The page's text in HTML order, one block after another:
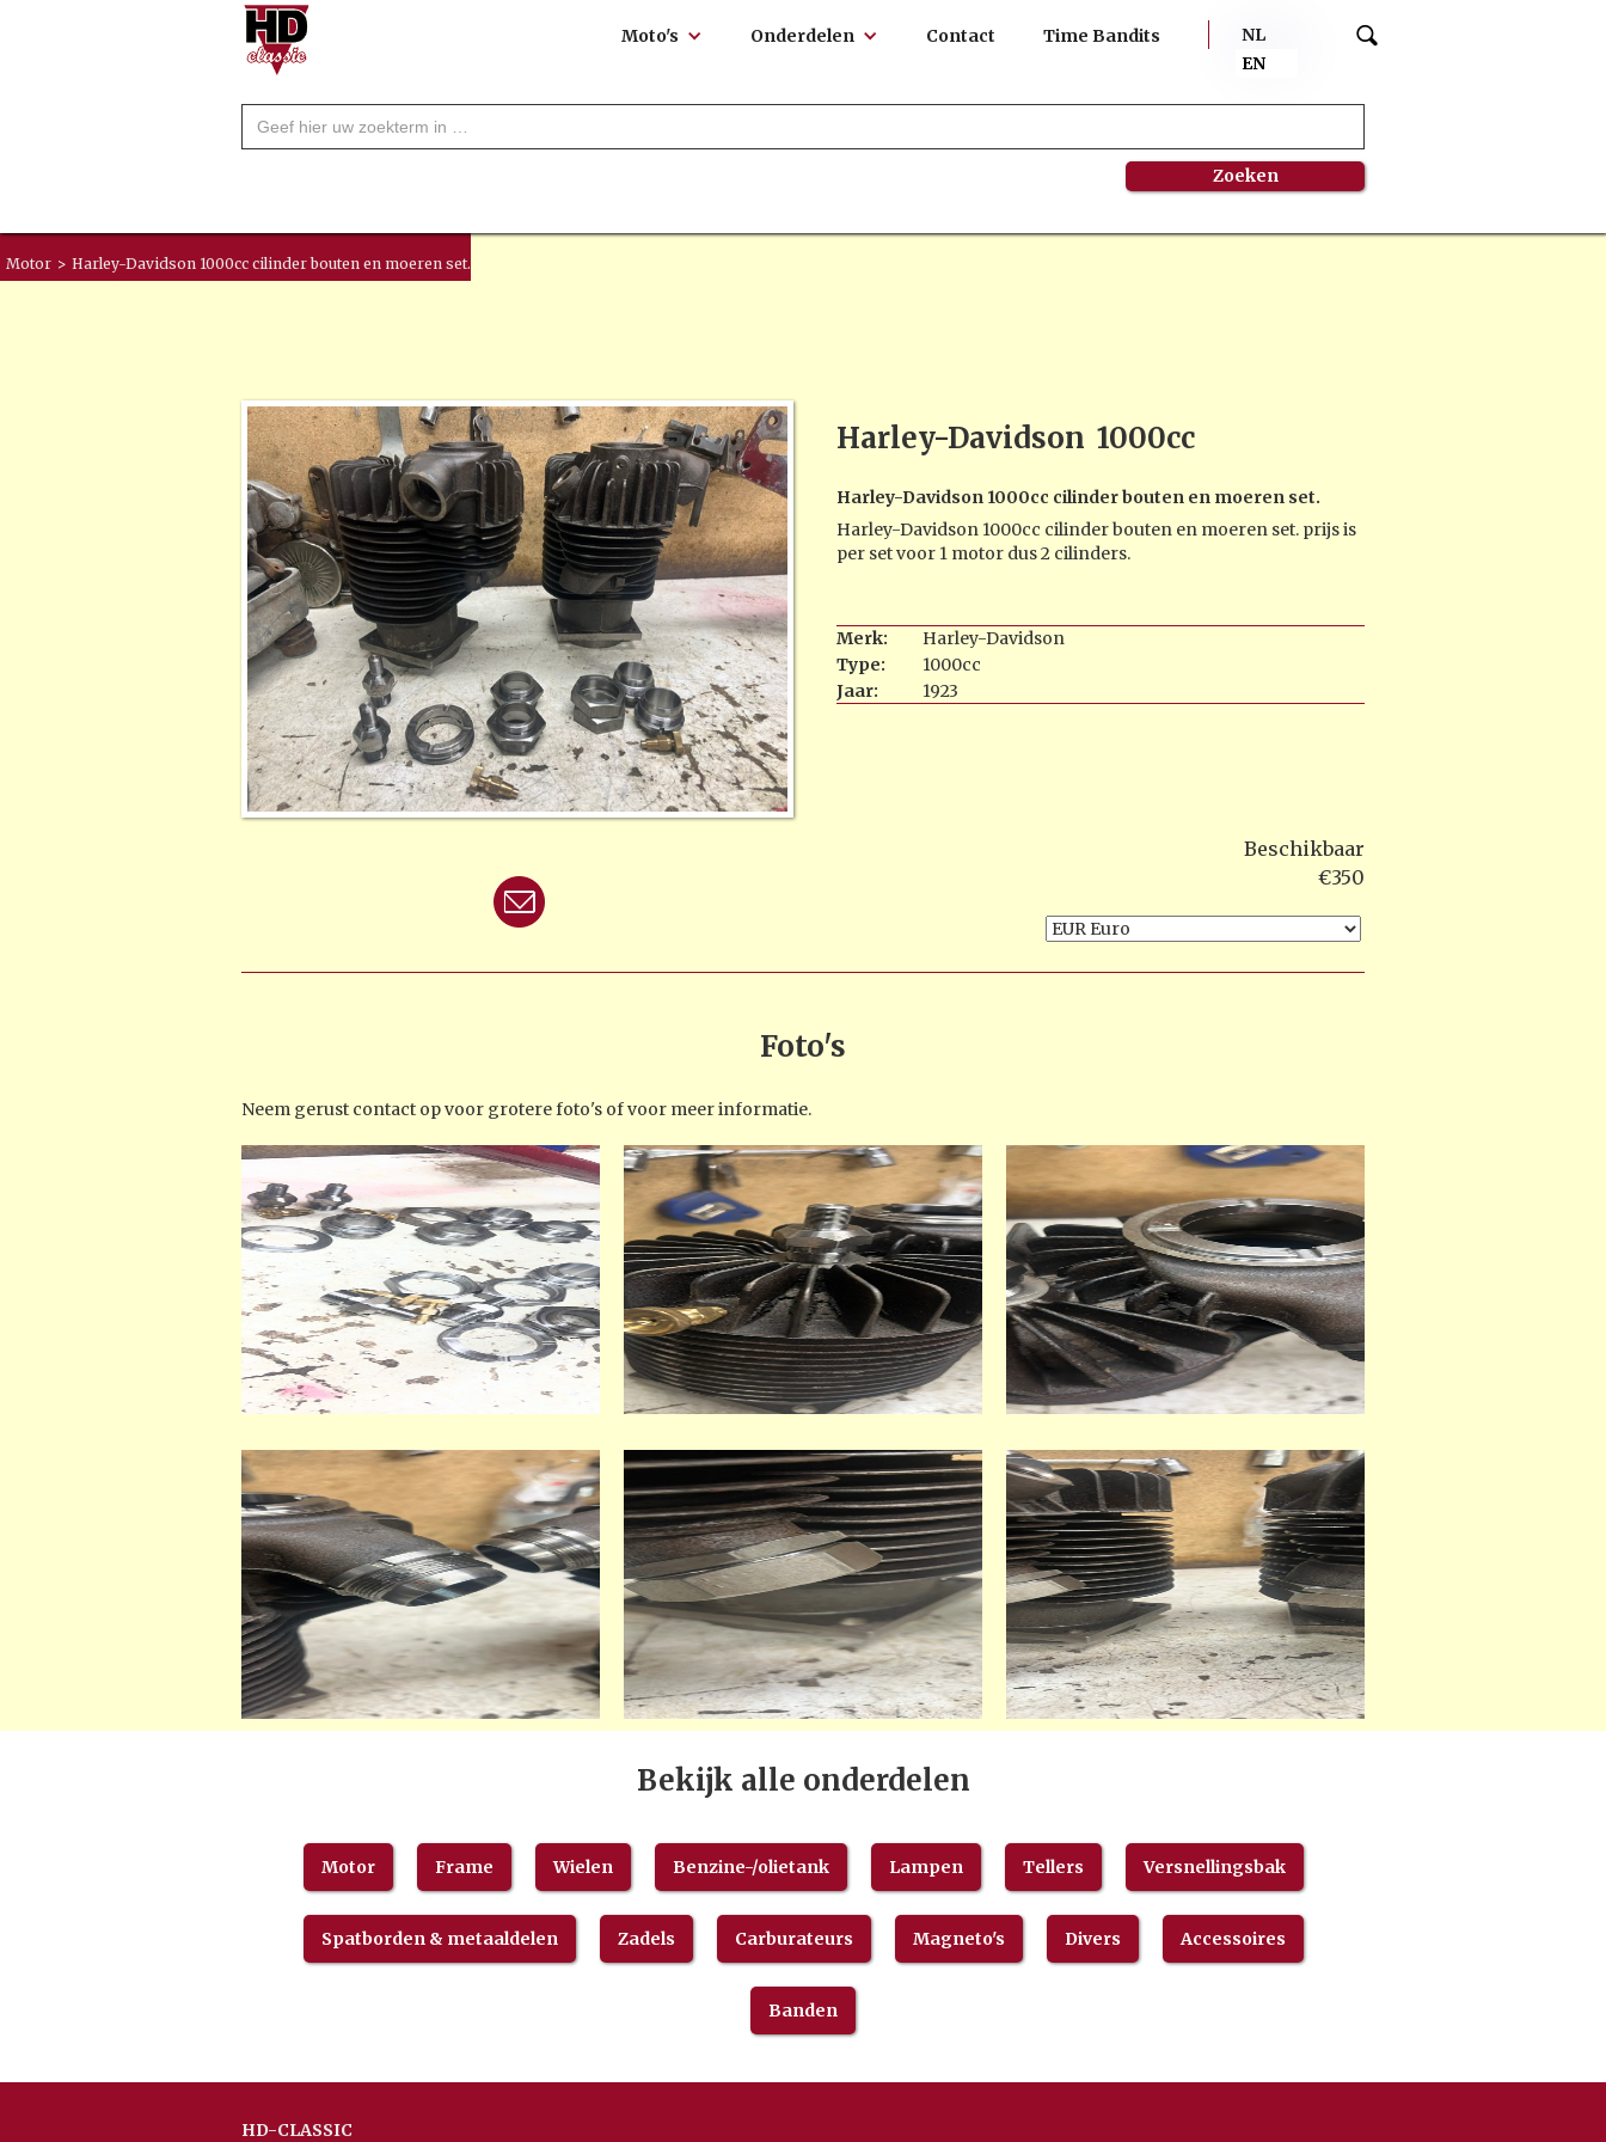
Moto's Onderdelen Contact Time Bandits
NL
EN
Motor > Harley-Davidson 1000cc cilinder bouten en moeren set.
Harley-Davidson 1000cc
Harley-Davidson 1000cc cilinder bouten en moeren set.
Harley-Davidson 1000cc cilinder bouten en moeren set. prijs is
per set voor 1 motor dus 2 cilinders.
Merk:
Harley-Davidson
Type:
1000cc
Jaar:
1923
Beschikbaar
€350
Foto's
Neem gerust contact op voor grotere foto's of voor meer informatie.
Bekijk alle onderdelen
Motor Frame Wielen Benzine-/olietank Lampen Tellers Versnellingsbak
Spatborden & metaaldelen Zadels Carburateurs Magneto's Divers Accessoires
Banden
HD-CLASSIC